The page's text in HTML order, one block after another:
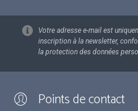
Votre adresse e-mail est
inscription à la newsletter,
la protection des données
Points de contact